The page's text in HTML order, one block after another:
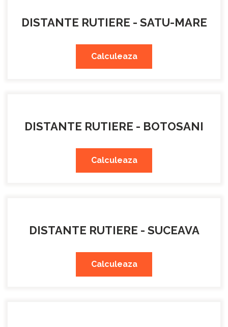
DISTANTE RUTIERE - SATU-MARE
Calculeaza
DISTANTE RUTIERE - BOTOSANI
Calculeaza
DISTANTE RUTIERE - SUCEAVA
Calculeaza